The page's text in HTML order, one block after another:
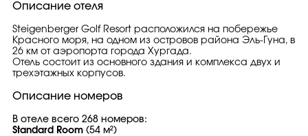
Описание отеля
Steigenberger Golf Resort расположился на побережье
Красного моря, на одном из островов района Эль-Гуна, в
26 км от аэропорта города Хургада.
Отель состоит из основного здания и комплекса двух и
трехэтажных корпусов.
Описание номеров
В отеле всего 268 номеров:
Standard Room (54 м²)